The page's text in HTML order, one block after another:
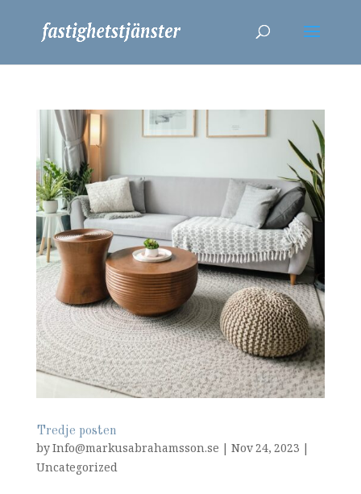
Tredje posten
byInfo@markusabrahamsson.se | Nov 24, 2023 |
Uncategorized